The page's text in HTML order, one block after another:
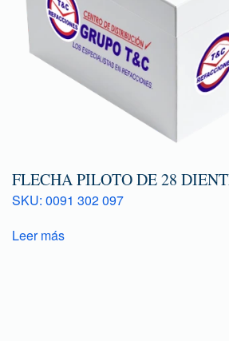
FLECHA PILOTO DE 28
SKU: 0091 302 097
Leer más